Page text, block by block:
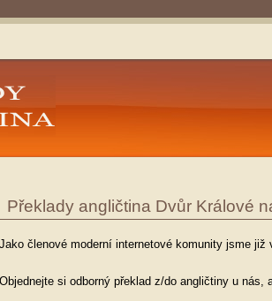
Překlady angličtina Dvůr Králové
Jako členové moderní internetové komunity jsme
Objednejte si odborný překlad z/do angličtiny u nás,